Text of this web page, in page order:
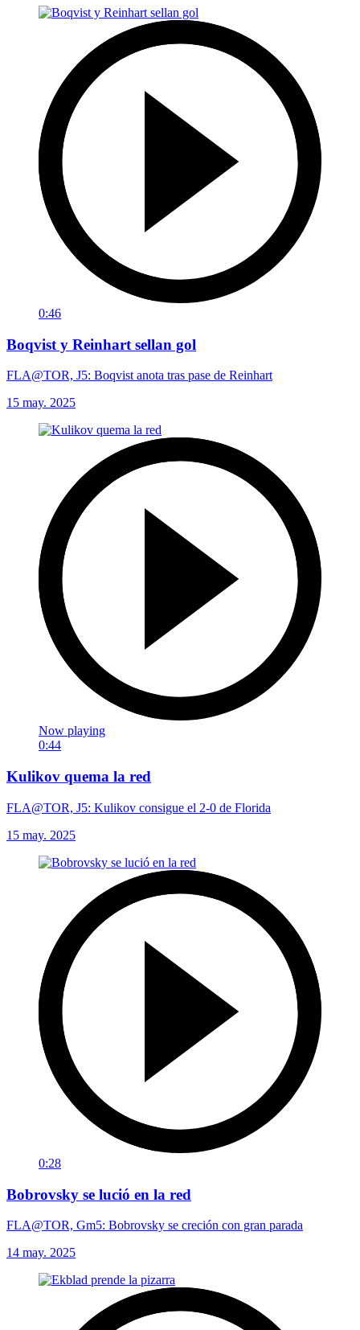
0:46
Boqvist y Reinhart sellan gol
FLA@TOR, J5: Boqvist anota tras pase de Reinhart
15 may. 2025
Now playing
0:44
Kulikov quema la red
FLA@TOR, J5: Kulikov consigue el 2-0 de Florida
15 may. 2025
0:28
Bobrovsky se lució en la red
FLA@TOR, Gm5: Bobrovsky se creción con gran parada
14 may. 2025